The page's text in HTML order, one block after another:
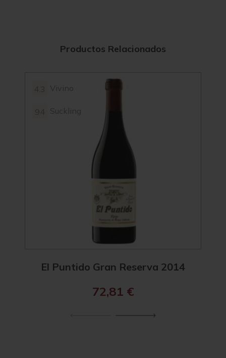
Productos Relacionados
Vivino
Suckling
El Puntido Gran Reserva 2014
72,81 €